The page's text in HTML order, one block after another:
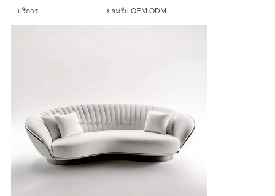
ส่วน
บริการ ยอมรับ OEM ODM